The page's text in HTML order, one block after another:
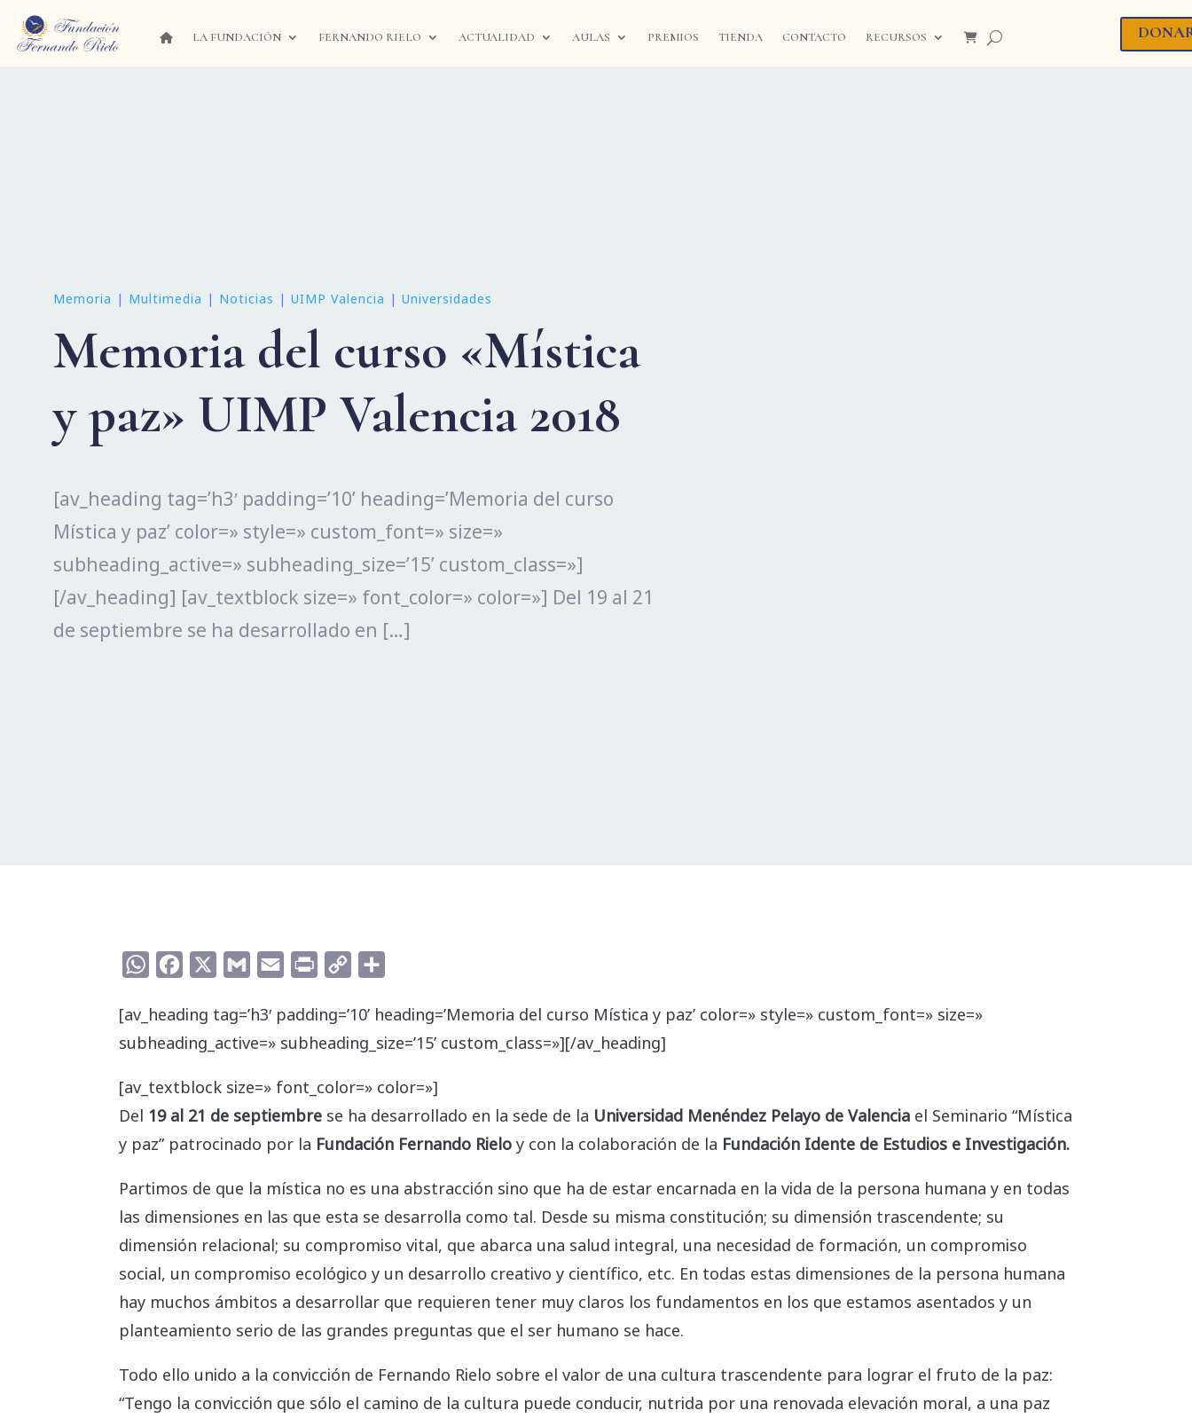
LA FUNDACIÓN FERNANDO RIELO ACTUALIDAD AULAS PREMIOS TIENDA CONTACTO RECURSOS
Memoria | Multimedia | Noticias | UIMP Valencia | Universidades
Memoria del curso «Mística
y paz» UIMP Valencia 2018
[av_heading tag=’h3′ padding=’10’ heading=’Memoria del curso
Mística y paz’ color=» style=» custom_font=» size=»
subheading_active=» subheading_size=’15’ custom_class=»]
[/av_heading] [av_textblock size=» font_color=» color=»] Del 19 al 21
de septiembre se ha desarrollado en […]
WhatsAppFacebook Gmail Email Print
Copy
[av_heading tag=’h3′ padding=’10’ heading=’Memoria del curso Mística y paz’ color=» style=» custom_font=» size=»
subheading_active=» subheading_size=’15’ custom_class=»][/av_heading]
[av_textblock size=» font_color=» color=»]
Del 19 al 21 de septiembre se ha desarrollado en la sede de la Universidad Menéndez Pelayo de Valencia el Seminario “Mística
y paz” patrocinado por la Fundación Fernando Rieloy con la colaboración de la Fundación Idente de Estudios e Investigación.
Partimos de que la mística no es una abstracción sino que ha de estar encarnada en la vida de la persona humana y en todas
las dimensiones en las que esta se desarrolla como tal. Desde su misma constitución; su dimensión trascendente; su
dimensión relacional; su compromiso vital, que abarca una salud integral, una necesidad de formación, un compromiso
social, un compromiso ecológico y un desarrollo creativo y científico, etc. En todas estas dimensiones de la persona humana
hay muchos ámbitos a desarrollar que requieren tener muy claros los fundamentos en los que estamos asentados y un
planteamiento serio de las grandes preguntas que el ser humano se hace.
Todo ello unido a la convicción de Fernando Rielo sobre el valor de una cultura trascendente para lograr el fruto de la paz:
“Tengo la convicción que sólo el camino de la cultura puede conducir, nutrida por una renovada elevación moral, a una paz